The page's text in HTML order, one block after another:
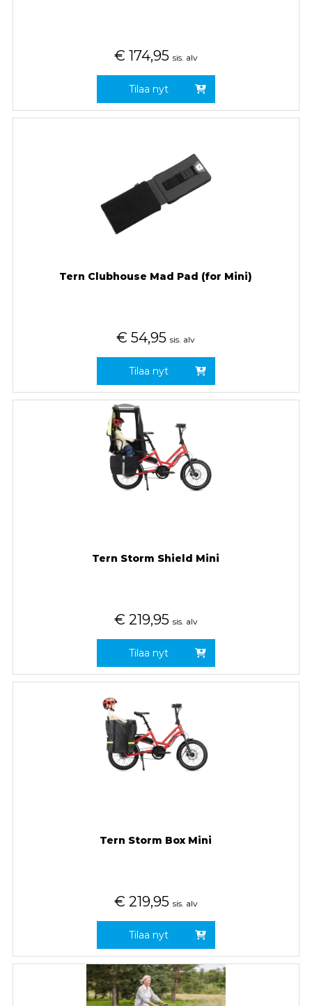
€ 174,95 sis. alv
Tilaa nyt
Tern Clubhouse Mad Pad (for Mini)
€ 54,95 sis. alv
Tilaa nyt
Tern Storm Shield Mini
€ 219,95 sis. alv
Tilaa nyt
Tern Storm Box Mini
€ 219,95 sis. alv
Tilaa nyt